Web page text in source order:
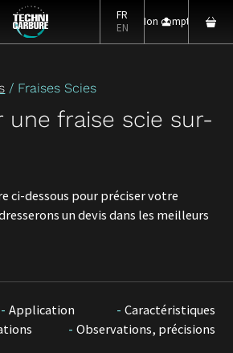
FR
EN
Mon compte
/ Fraises Scies
une fraise scie sur-
ci-dessous pour préciser votre
un devis dans les meilleurs
Application
Caractéristiques
Observations, précisions